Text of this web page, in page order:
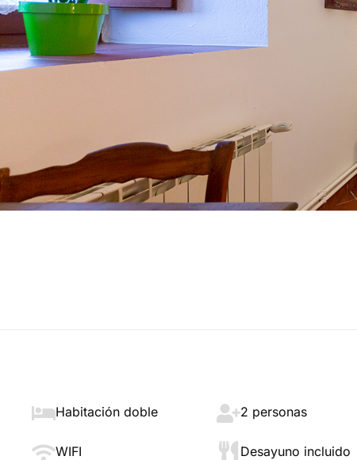
Habitación doble 2 personas
WIFI Desayuno incluido